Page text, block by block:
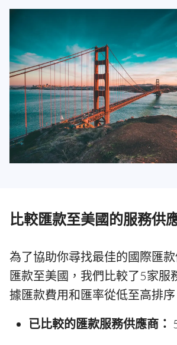
比較匯款至美國的服務供
為了協助你尋找最佳的國際匯
匯款至美國，我們比較了5家服
據匯款費用和匯率從低至高排序
已比較的匯款服務供應商：